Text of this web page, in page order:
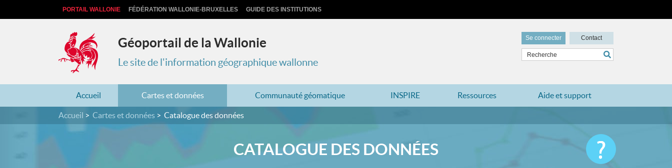
PORTAIL WALLONIE FÉDÉRATION WALLONIE-BRUXELLES GUIDE DES INSTITUTIONS
Géoportail de la Wallonie
Le site de l'information géographique wallonne
Se connecter Contact
Accueil Cartes et données Communauté géomatique INSPIRE Ressources Aide et support
Accueil Cartes et données Catalogue des données
CATALOGUE DES DONNÉES